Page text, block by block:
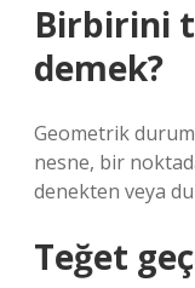
Birbirini
demek?
Geometrik
nesne, bir
denekten veya
Teğet